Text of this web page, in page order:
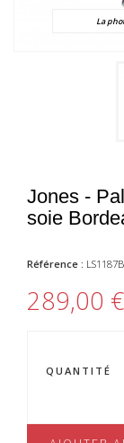
La
Jones -
soie
Référence :
289,00 €
QUANTITÉ